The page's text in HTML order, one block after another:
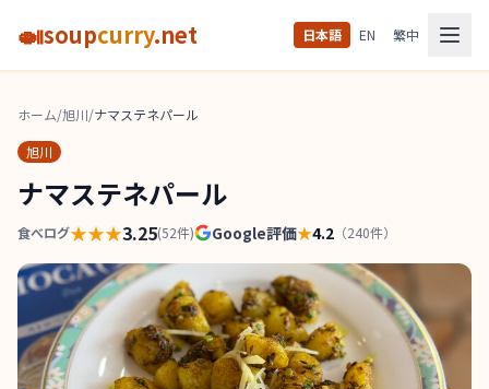
🍛soupcurry.net 日本語 EN 繁中
ホーム/旭川/ナマステネパール
旭川
ナマステネパール
食べログ★★★3.25(52件) Google評価★4.2 （240件）